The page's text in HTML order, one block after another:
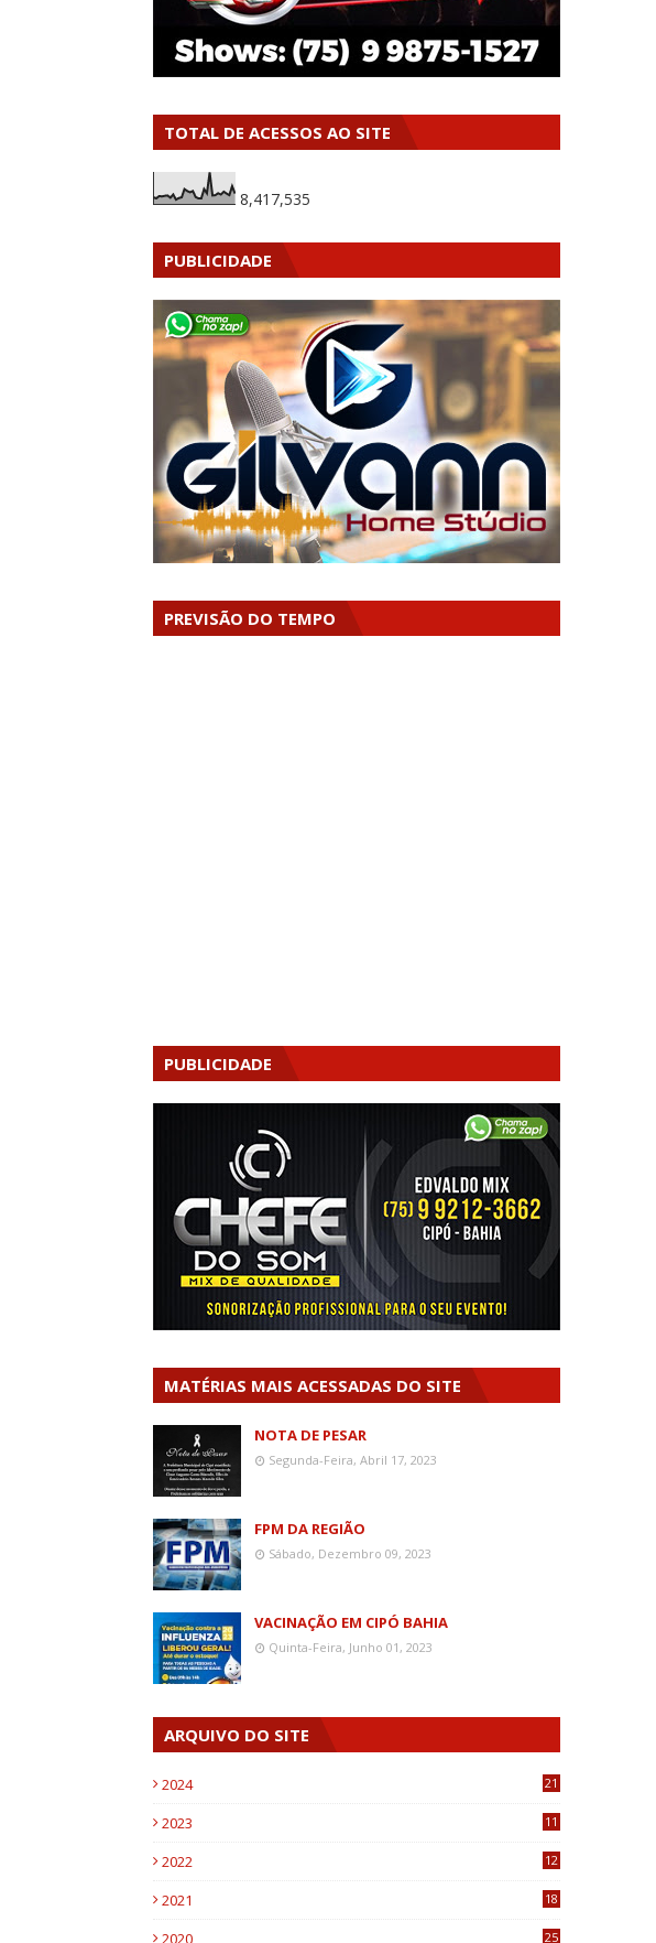
TOTAL DE ACESSOS AO SITE
8,417,535
PUBLICIDADE
PREVISÃO DO TEMPO
PUBLICIDADE
MATÉRIAS MAIS ACESSADAS DO SITE
NOTA DE PESAR
Segunda-Feira, Abril 17, 2023
FPM DA REGIÃO
Sábado, Dezembro 09, 2023
VACINAÇÃO EM CIPÓ BAHIA
Quinta-Feira, Junho 01, 2023
ARQUIVO DO SITE
2024 21
2023
11
2022
12
2021
18
2020 25